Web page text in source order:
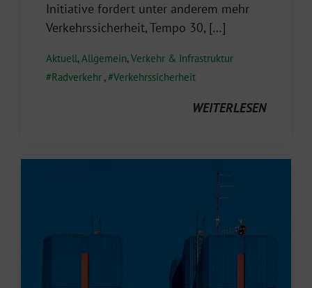
Initiative fordert unter anderem mehr
Verkehrssicherheit, Tempo 30, […]
Aktuell,Allgemein,Verkehr & Infrastruktur
Radverkehr , Verkehrssicherheit
WEITERLESEN